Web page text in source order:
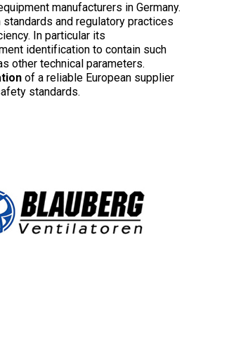
manufacturers in Germany.
and regulatory practices
In particular its
identification to contain such
other technical parameters.
of a reliable European supplier
standards.